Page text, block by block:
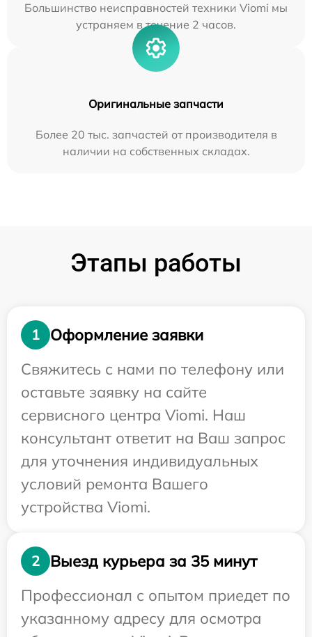
Большинство неисправностей техники Viomi мы
устраняем в течение 2 часов.
Оригинальные запчасти
Более 20 тыс. запчастей от производителя в
наличии на собственных складах.
Этапы работы
1
Оформление заявки
Свяжитесь с нами по телефону или
оставьте заявку на сайте
сервисного центра Viomi. Наш
консультант ответит на Ваш запрос
для уточнения индивидуальных
условий ремонта Вашего
устройства Viomi.
2
Выезд курьера за 35 минут
Профессионал с опытом приедет по
указанному адресу для осмотра